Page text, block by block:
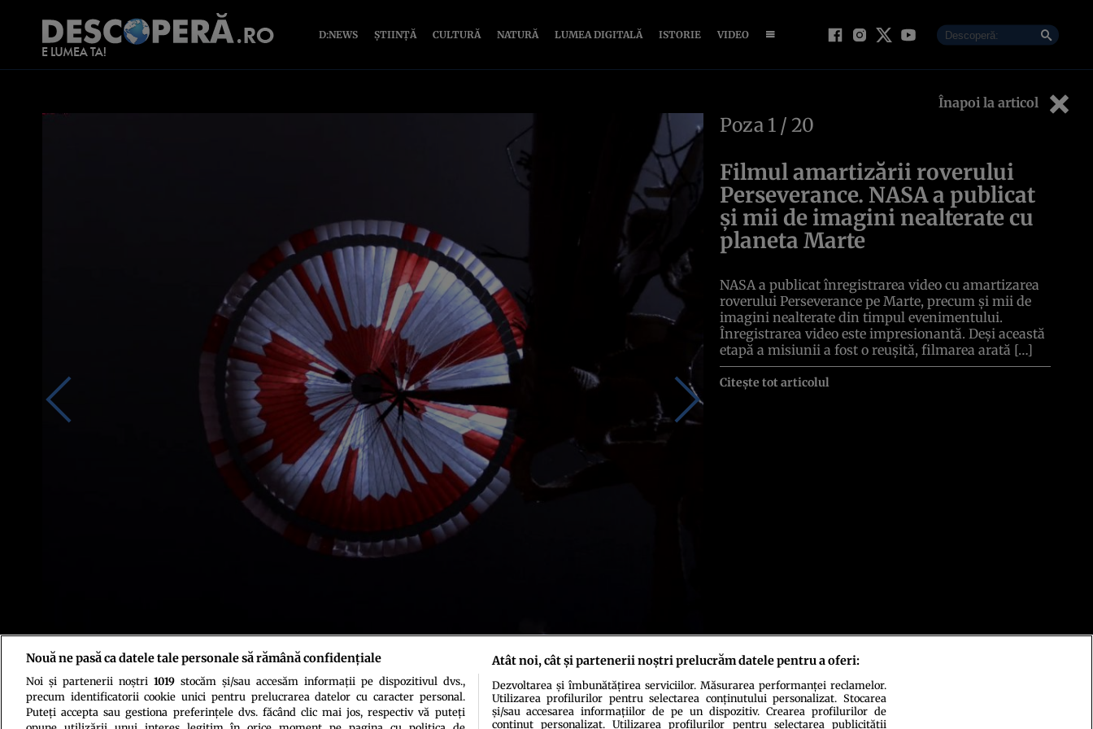
D:NEWS ȘTIINȚĂ CULTURĂ NATURĂ LUMEA DIGITALĂ ISTORIE VIDEO
Înapoi la articol
Sursa foto: NASA/JPL-Caltech
Poza 1 / 20
Filmul amartizării roverului
Perseverance. NASA a publicat
și mii de imagini nealterate cu
planeta Marte
NASA a publicat înregistrarea video cu amartizarea
roverului Perseverance pe Marte, precum și mii de
imagini nealterate din timpul evenimentului.
Înregistrarea video este impresionantă. Deși această
etapă a misiunii a fost o reușită, filmarea arată […]
Citește tot articolul
Nouă ne pasă ca datele tale personale să rămână confidențiale
Noi și partenerii noștri 1019stocăm și/sau accesăm informații pe dispozitivul dvs.,
precum identificatorii cookie unici pentru prelucrarea datelor cu caracter personal.
Puteți accepta sau gestiona preferințele dvs. făcând clic mai jos, respectiv vă puteți
Atât noi, cât și partenerii noștri prelucrăm datele pentru a oferi:
Dezvoltarea și îmbunătățirea serviciilor. Măsurarea performanței reclamelor.
Utilizarea profilurilor pentru selectarea conținutului personalizat. Stocarea
și/sau accesarea informațiilor de pe un dispozitiv. Crearea profilurilor de
conținut personalizat. Utilizarea profilurilor pentru selectarea publicității